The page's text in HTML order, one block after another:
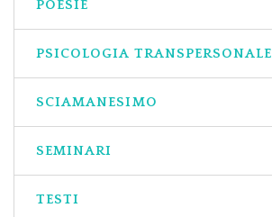
POESIE
PSICOLOGIA TRANSPERSONALE
SCIAMANESIMO
SEMINARI
TESTI